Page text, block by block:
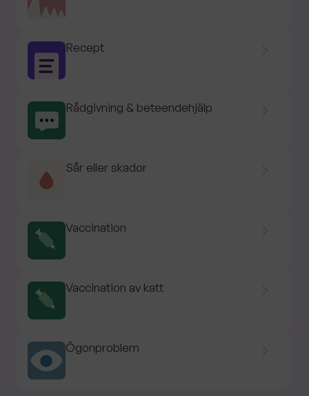
Recept
Rådgivning & beteendehjälp
Sår eller skador
Vaccination
Vaccination av katt
Ögonproblem